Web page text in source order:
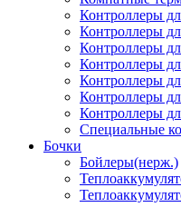
Контроллеры
Контроллеры
Контроллеры
Контроллеры
Контроллеры
Контроллеры
Контроллеры
Специальные
Бочки
Бойлеры(нерж.)